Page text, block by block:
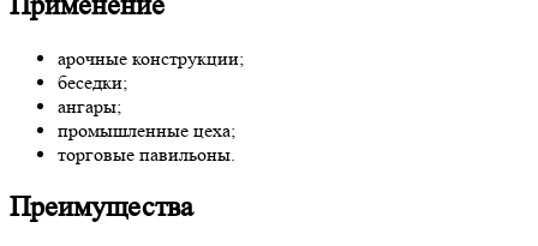
арочные конструкции;
беседки;
ангары;
промышленные цеха;
торговые павильоны.
Преимущества